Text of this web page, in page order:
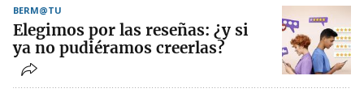
BERM@TU
Elegimos por las reseñas: ¿y si
ya no pudiéramos creerlas?